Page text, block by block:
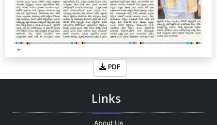
PDF
Links
About Us